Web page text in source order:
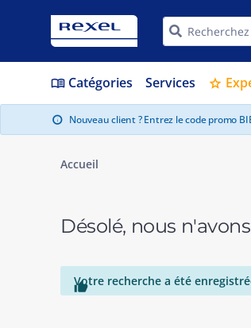
menu_book Catégories Services star
info Nouveau client ? Entrez le code promo
Accueil
Désolé, nous

Votre recherche a été